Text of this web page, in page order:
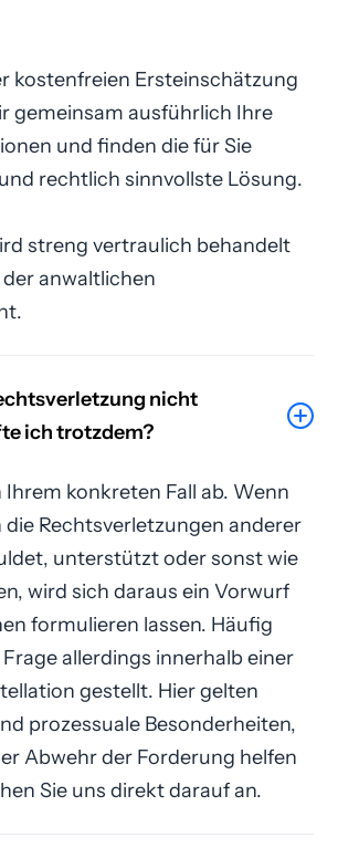
kostenfreien Ersteinschätzung
gemeinsam ausführlich Ihre
und finden die für Sie
rechtlich sinnvollste Lösung.
streng vertraulich behandelt
anwaltlichen
nicht
ich trotzdem?
konkreten Fall ab. Wenn
die Rechtsverletzungen anderer
unterstützt oder sonst wie
wird sich daraus ein Vorwurf
formulieren lassen. Häufig
allerdings innerhalb einer
gestellt. Hier gelten
prozessuale Besonderheiten,
Abwehr der Forderung helfen
Sie uns direkt darauf an.